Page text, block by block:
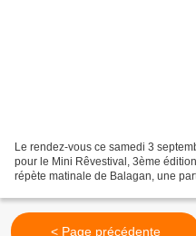
Le rendez-vous ce samedi 3
pour le Mini Rêvestival, 3ème
répète matinale de Balagan, une
< Page précédente